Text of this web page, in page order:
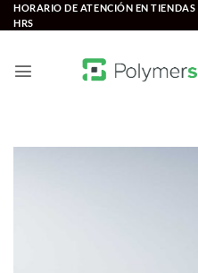
Saltar
al
HORARIO DE ATENCIÓN EN
HRS